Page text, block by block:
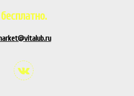
бесплатно.